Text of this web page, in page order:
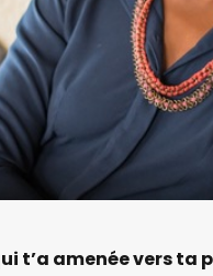
t’a amenée vers ta